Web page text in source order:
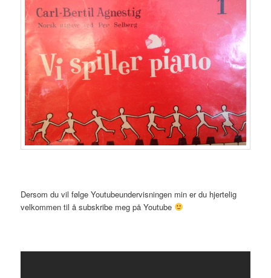
Dersom du vil følge Youtubeundervisningen min er du hjertelig
velkommen til å subskribe meg på Youtube